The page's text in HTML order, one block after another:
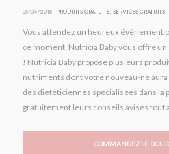
05/04/2018 · PRODUITS GRATUITS, SERVICES GRATUITS
Vous attendez un heureux évènement
ce moment, Nutricia Baby vous offre
! Nutricia Baby propose plusieurs
nutriments dont votre nouveau-né aura
des dietéticiennes spécialisées dans la
gratuitement leurs conseils avisés tout
COMMANDEZ LE